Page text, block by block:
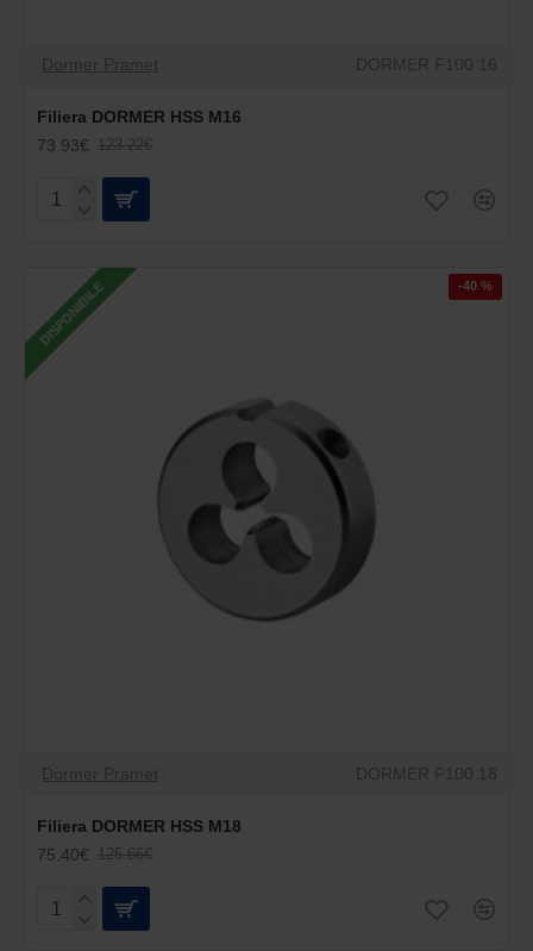
Dormer Pramet DORMER F100 16
Filiera DORMER HSS M16
73.93€ 123.22€
DISPONIBILE -40 %
Dormer Pramet DORMER F100 18
Filiera DORMER HSS M18
75.40€ 125.66€